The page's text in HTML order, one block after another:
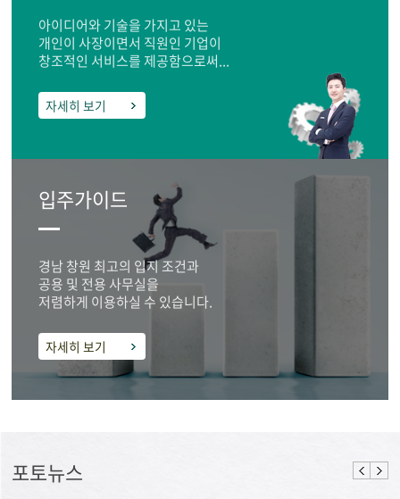
아이디어와 기술을 가지고 있는
개인이 사장이면서 직원인 기업이
창조적인 서비스를 제공함으로써...
자세히 보기
입주가이드
경남 창원 최고의 입지 조건과
공용 및 전용 사무실을
저렴하게 이용하실 수 있습니다.
자세히 보기
포토뉴스